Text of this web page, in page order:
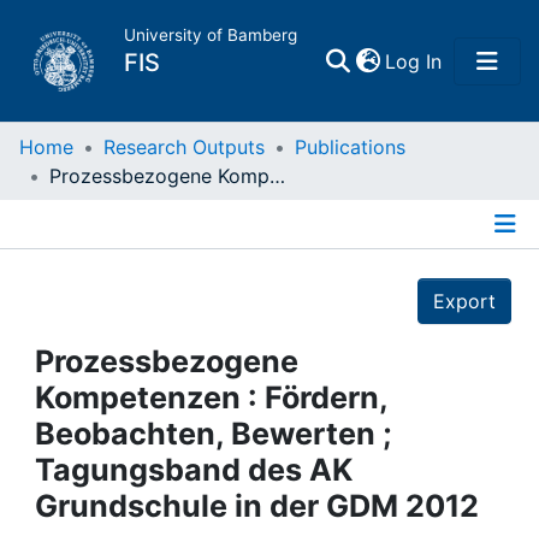
University of Bamberg
FIS Log In(current)
Home
Projects
People
Institutions
Home Research Outputs
Publications
Prozessbezogene Kompetenzen : Fördern, Beobachten, Bewerten ; Tagungsband des AK Grundschule in der GDM 2012
Export
Prozessbezogene
Kompetenzen : Fördern,
Beobachten, Bewerten ;
Tagungsband des AK
Grundschule in der GDM 2012